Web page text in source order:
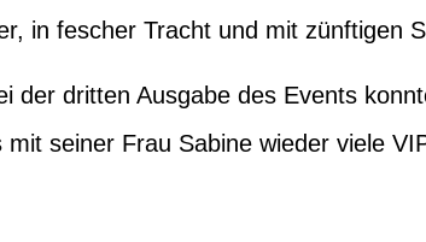
in fescher Tracht und mit zünftigen
der dritten Ausgabe des Events
mit seiner Frau Sabine wieder viele